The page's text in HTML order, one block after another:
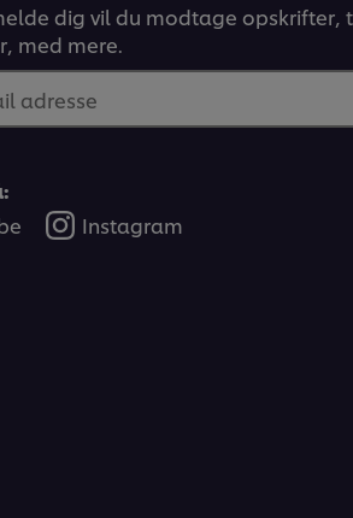
dig vil du modtage opskrifter,
med mere.
adresse
Instagram